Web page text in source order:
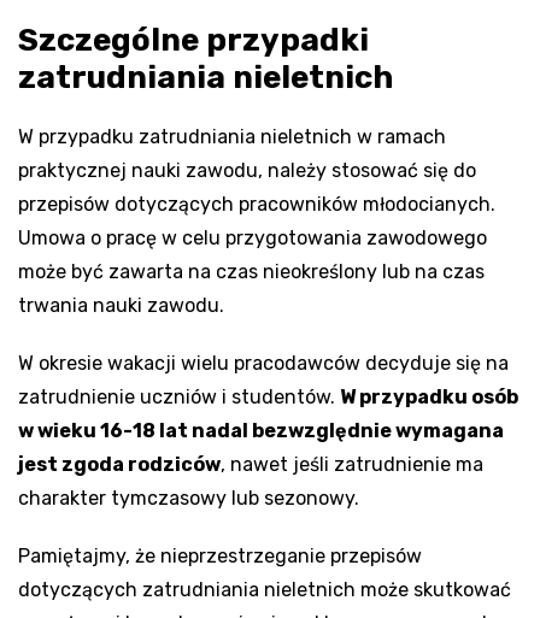
Szczególne przypadki
zatrudniania nieletnich
W przypadku zatrudniania nieletnich w ramach
praktycznej nauki zawodu, należy stosować się do
przepisów dotyczących pracowników młodocianych.
Umowa o pracę w celu przygotowania zawodowego
może być zawarta na czas nieokreślony lub na czas
trwania nauki zawodu.
W okresie wakacji wielu pracodawców decyduje się na
zatrudnienie uczniów i studentów. W przypadku osób
w wieku 16-18 lat nadal bezwzględnie wymagana
jest zgoda rodziców, nawet jeśli zatrudnienie ma
charakter tymczasowy lub sezonowy.
Pamiętajmy, że nieprzestrzeganie przepisów
dotyczących zatrudniania nieletnich może skutkować